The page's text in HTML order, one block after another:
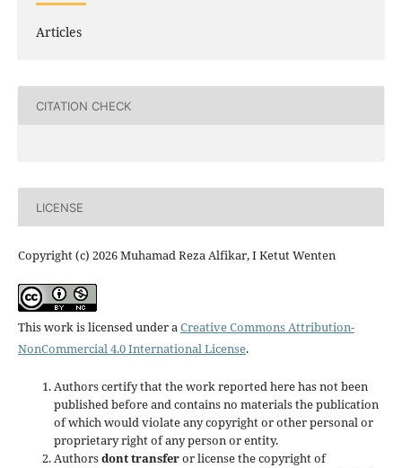
Articles
CITATION CHECK
LICENSE
Copyright (c) 2026 Muhamad Reza Alfikar, I Ketut Wenten
This work is licensed under aCreative Commons Attribution-
NonCommercial 4.0 International License.
Authors certify that the work reported here has not been
published before and contains no materials the publication
of which would violate any copyright or other personal or
proprietary right of any person or entity.
Authorsdont transferor license the copyright of